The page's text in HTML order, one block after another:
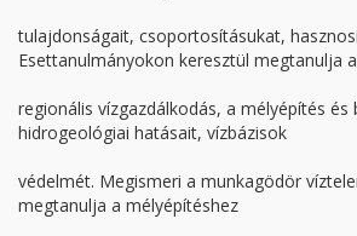
tulajdonságait, csoportosításukat,
Esettanulmányokon keresztül megtanulja a
regionális vízgazdálkodás, a mélyépítés és
hidrogeológiai hatásait, vízbázisok
védelmét. Megismeri a munkagödör
megtanulja a mélyépítéshez